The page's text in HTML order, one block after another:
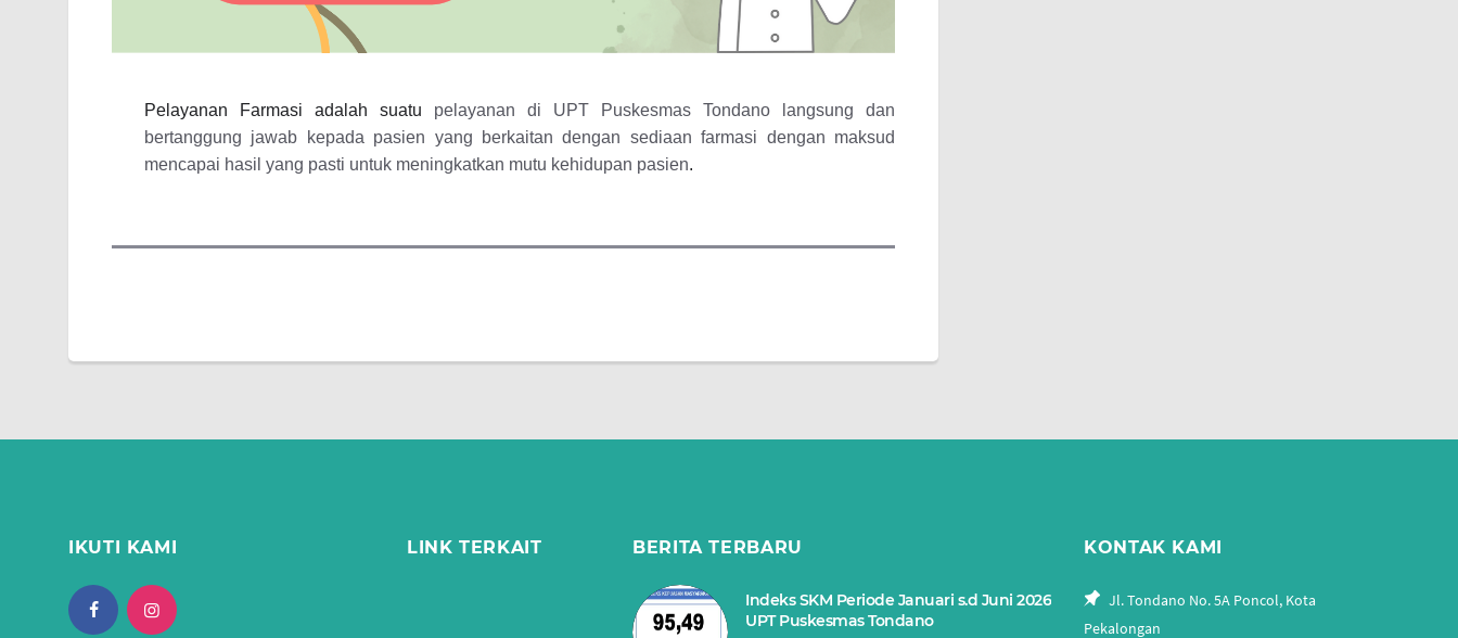
Pelayanan Farmasi adalah suatu pelayanan di UPT Puskesmas Tondano langsung dan
bertanggung jawab kepada pasien yang berkaitan dengan sediaan farmasi dengan maksud
mencapai hasil yang pasti untuk meningkatkan mutu kehidupan pasien.
IKUTI KAMI LINK TERKAIT BERITA TERBARU
Indeks SKM Periode Januari s.d Juni 2026
UPT Puskesmas Tondano
KONTAK KAMI
Jl. Tondano No. 5A Poncol, Kota
Pekalongan